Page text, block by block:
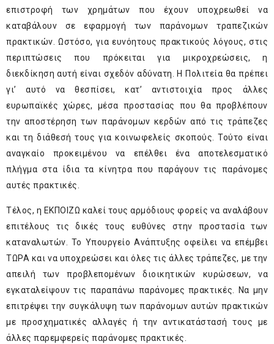
επιστροφή των χρημάτων που έχουν υποχρεωθεί να
καταβάλουν σε εφαρμογή των παράνομων τραπεζικών
πρακτικών. Ωστόσο, για ευνόητους πρακτικούς λόγους, στις
περιπτώσεις που πρόκειται για μικροχρεώσεις, η
διεκδίκηση αυτή είναι σχεδόν αδύνατη. Η Πολιτεία θα πρέπει
γι’ αυτό να θεσπίσει, κατ’ αντιστοιχία προς άλλες
ευρωπαϊκές χώρες, μέσα προστασίας που θα προβλέπουν
την αποστέρηση των παράνομων κερδών από τις τράπεζες
και τη διάθεσή τους για κοινωφελείς σκοπούς. Τούτο είναι
αναγκαίο προκειμένου να επέλθει ένα αποτελεσματικό
πλήγμα στα ίδια τα κίνητρα που παράγουν τις παράνομες
αυτές πρακτικές.
Τέλος, η ΕΚΠΟΙΖΩ καλεί τους αρμόδιους φορείς να αναλάβουν
επιτέλους τις δικές τους ευθύνες στην προστασία των
καταναλωτών. Το Υπουργείο Ανάπτυξης οφείλει να επέμβει
ΤΩΡΑ και να υποχρεώσει και όλες τις άλλες τράπεζες, με την
απειλή των προβλεπομένων διοικητικών κυρώσεων, να
εγκαταλείψουν τις παραπάνω παράνομες πρακτικές. Να μην
επιτρέψει την συγκάλυψη των παράνομων αυτών πρακτικών
με προσχηματικές αλλαγές ή την αντικατάστασή τους με
άλλες παρεμφερείς παράνομες πρακτικές.